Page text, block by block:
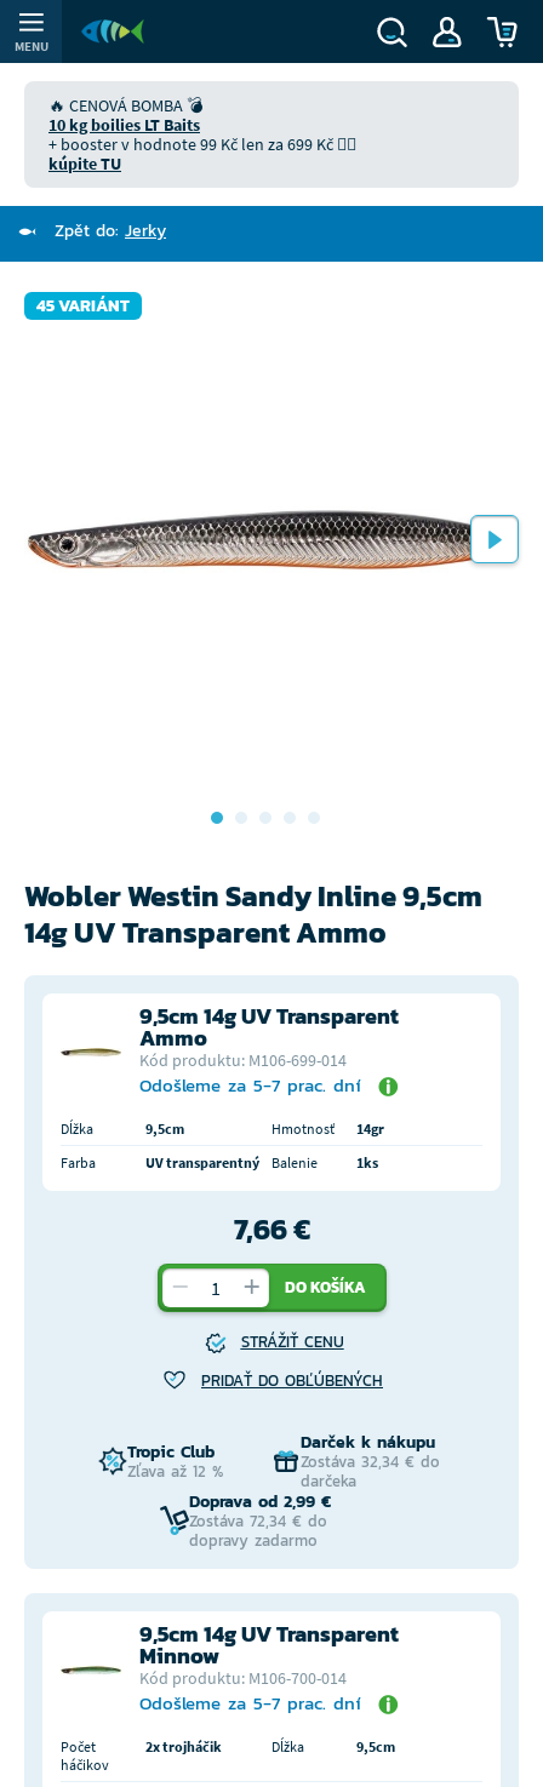
MENU
🔥 CENOVÁ BOMBA 💣
10 kg boilies LT Baits
+ booster v hodnote 99 Kč len za 699 Kč 👉🏻
kúpite TU
Zpět do: Jerky
45 VARIÁNT
Wobler Westin Sandy Inline 9,5cm
14g UV Transparent Ammo
9,5cm 14g UV Transparent
Ammo
Kód produktu: M106-699-014
Odošleme za 5-7 prac. dní
Dĺžka 9,5cm Hmotnosť
14gr
Farba
UV transparentný Balenie 1ks
7,66 €
DO KOŠÍKA
STRÁŽIŤ CENU
PRIDAŤ DO OBĽÚBENÝCH
Tropic Club
Zľava až 12 %
Darček k nákupu
Zostáva 32,34 € do
darčeka
Doprava od 2,99 €
Zostáva 72,34 € do
dopravy zadarmo
9,5cm 14g UV Transparent
Minnow
Kód produktu: M106-700-014
Odošleme za 5-7 prac. dní
Počet
háčikov
2x trojháčik Dĺžka 9,5cm